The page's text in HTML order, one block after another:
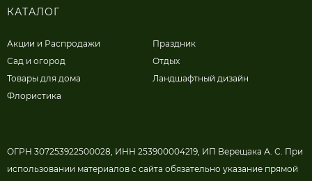
КАТАЛОГ
Акции и Распродажи
Сад и огород
Товары для дома
Флористика
Праздник
Отдых
Ландшафтный дизайн
ОГРН 307253922500028, ИНН 253900004219, ИП Верещака А. С. При
использовании материалов с сайта обязательно указание прямой